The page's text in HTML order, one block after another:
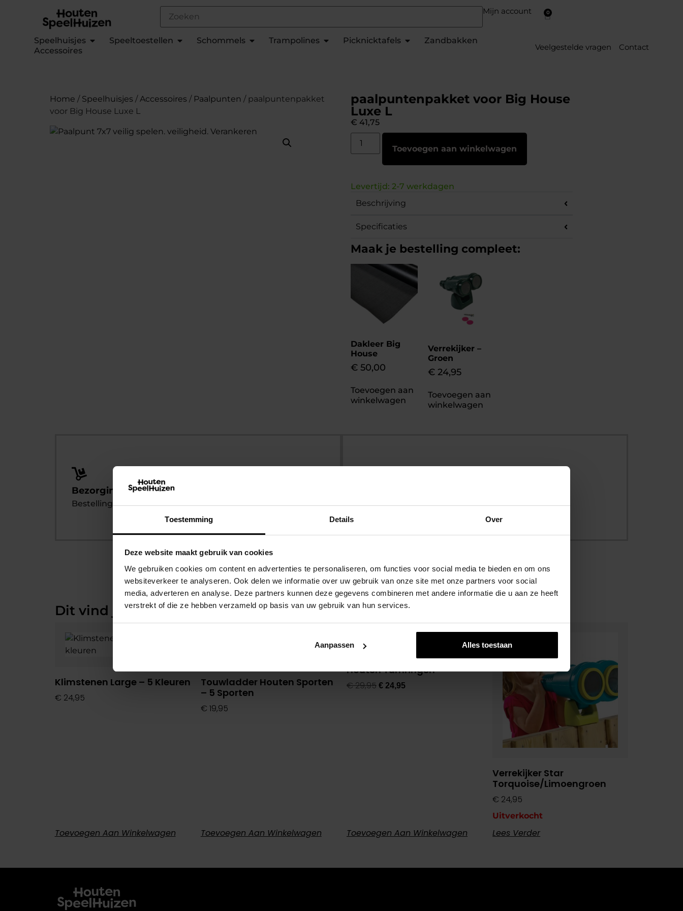
Toestemming Details Over
Deze website maakt gebruik van cookies
We gebruiken cookies om content en advertenties te personaliseren, om functies voor social media te bieden en om ons
websiteverkeer te analyseren. Ook delen we informatie over uw gebruik van onze site met onze partners voor social
media, adverteren en analyse. Deze partners kunnen deze gegevens combineren met andere informatie die u aan ze heeft
verstrekt of die ze hebben verzameld op basis van uw gebruik van hun services.
Aanpassen Alles toestaan
Mijn account 0
Speelhuisjes Speeltoestellen Schommels Trampolines Picknicktafels
Zandbakken
Accessoires
Veelgestelde vragen Contact
paalpuntenpakket voor Big House
Luxe L
€ 41,75
Toevoegen aan winkelwagen
Levertijd: 2-7 werkdagen
Beschrijving
Specificaties
Maak je bestelling compleet:
Dakleer Big
House
€50,00
Toevoegen aan
winkelwagen
Verrekijker –
Groen
€ 24,95
Toevoegen aan
winkelwagen
Home / Speelhuisjes /Accessoires / Paalpunten / paalpuntenpakket
voor Big House Luxe L
Bezorging of zelf af te halen
Bestelling afhalen? Dat kan altijd! Veilig winkelen.
Dit vind je misschien ook interessant
Klimstenen Large – 5 Kleuren
€ 24,95
Toevoegen Aan Winkelwagen
Touwladder Houten Sporten
– 5 Sporten
€ 19,95
Toevoegen Aan Winkelwagen
Houten Turnringen
€29,95 €24,95
Toevoegen Aan Winkelwagen
Verrekijker Star
Torquoise/limoengroen
€ 24,95
Uitverkocht
Lees Verder